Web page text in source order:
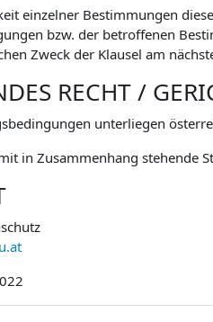
einzelner Bestimmungen
bzw. der betroffenen
Zweck der Klausel am
RECHT /
unterliegen
in Zusammenhang stehende